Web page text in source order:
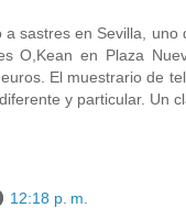
a sastres en Sevilla, uno
O,Kean en Plaza
El muestrario de
y particular. Un
12:18 p. m.